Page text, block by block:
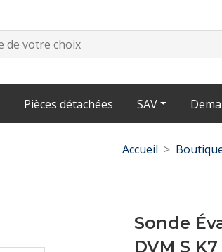
Pièces détachées SAV
Accueil
Sonde
DVM S